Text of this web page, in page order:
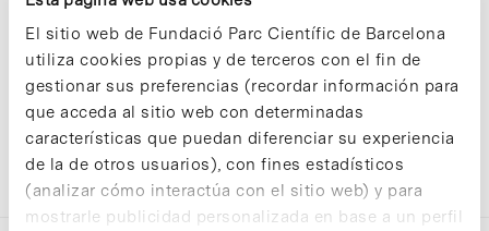
El sitio web de Fundació Parc Científic de Barcelona
utiliza cookies propias y de terceros con el fin de
gestionar sus preferencias (recordar información para
que acceda al sitio web con determinadas
características que puedan diferenciar su experiencia
de la de otros usuarios), con fines estadísticos
(analizar cómo interactúa con el sitio web) y para
mostrarle publicidad personalizada en base a un perfil